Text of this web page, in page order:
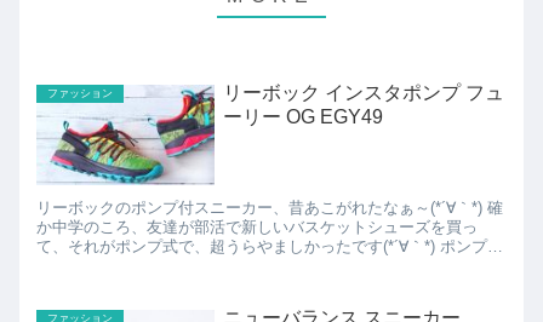
ファッション
リーボック インスタポンプ フュ
ーリー OG EGY49
リーボックのポンプ付スニーカー、昔あこがれたなぁ～(*´∀｀*) 確
か中学のころ、友達が部活で新しいバスケットシューズを買っ
て、それがポンプ式で、超うらやましかったです(*´∀｀*) ポンプで
ファッション